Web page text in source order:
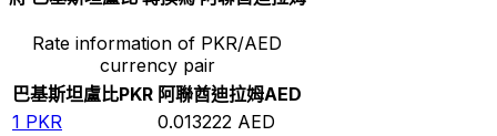
Rate information of PKR/AED
currency pair
巴基斯坦盧比PKR 阿聯酋迪拉姆AED
1 PKR 0.013222 AED